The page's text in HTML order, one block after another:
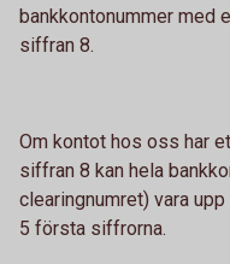
bankkontonummer med
siffran 8.
Om kontot hos oss har
siffran 8 kan hela
clearingnumret) vara
5 första siffrorna.